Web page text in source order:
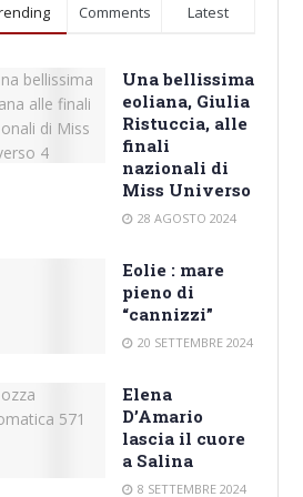
Comments Latest
Una bellissima
eoliana, Giulia
Ristuccia, alle
finali
nazionali di
Miss Universo
28 AGOSTO 2024
Eolie : mare
pieno di
“cannizzi”
20 SETTEMBRE 2024
Elena
D’Amario
lascia il cuore
a Salina
8 SETTEMBRE 2024